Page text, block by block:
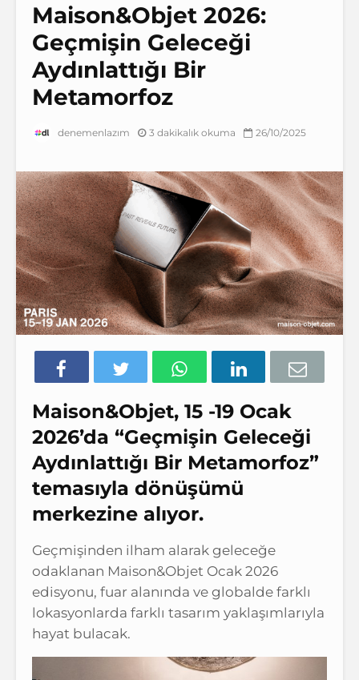
Maison&Objet 2026:
Geçmişin Geleceği
Aydınlattığı Bir
Metamorfoz
denemenlazım 3 dakikalık okuma 26/10/2025
Maison&Objet, 15 -19 Ocak
2026’da “Geçmişin Geleceği
Aydınlattığı Bir Metamorfoz”
temasıyla dönüşümü
merkezine alıyor.
Geçmişinden ilham alarak geleceğe
odaklanan Maison&Objet Ocak 2026
edisyonu, fuar alanında ve globalde farklı
lokasyonlarda farklı tasarım yaklaşımlarıyla
hayat bulacak.